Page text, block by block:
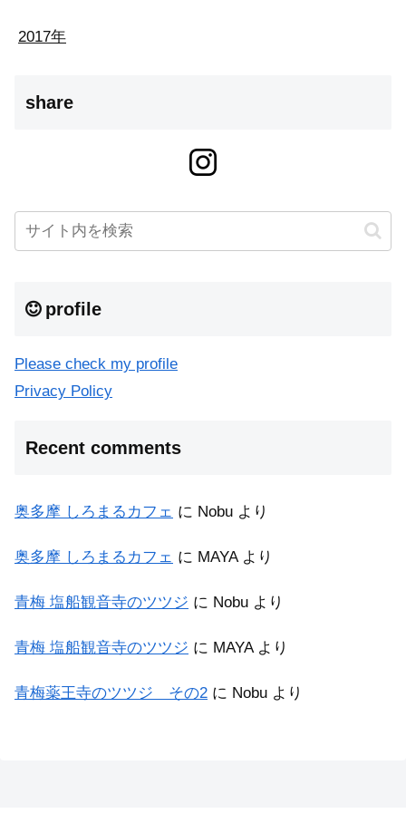
2017年
share
profile
Please check my profile
Privacy Policy
Recent comments
奥多摩 しろまるカフェ に Nobu より
奥多摩 しろまるカフェ に MAYAより
青梅 塩船観音寺のツツジ に Nobu より
青梅 塩船観音寺のツツジ に MAYAより
青梅薬王寺のツツジ その2 に Nobu より